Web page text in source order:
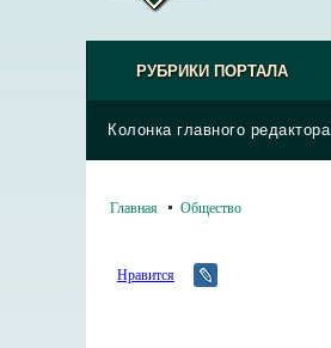
РУБРИКИ ПОРТАЛА
Колонка главного редактора
Главная Общество
Нравится